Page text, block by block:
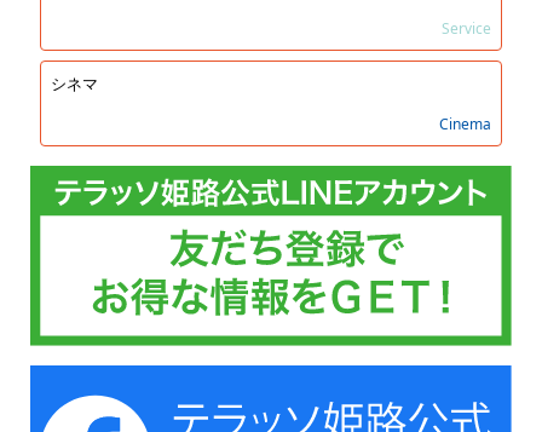
Service
シネマ
Cinema